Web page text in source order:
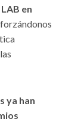
en
ya han